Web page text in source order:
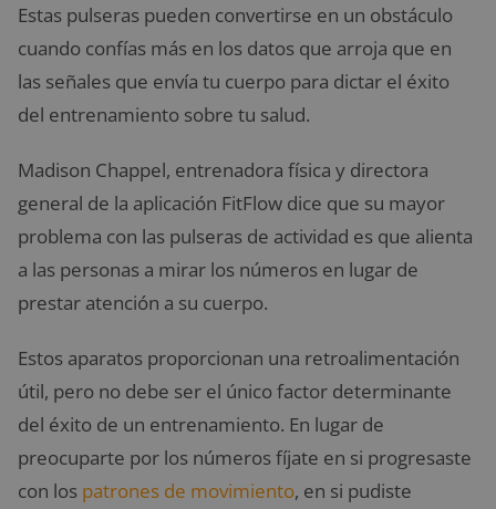
Estas pulseras pueden convertirse en un obstáculo
cuando confías más en los datos que arroja que en
las señales que envía tu cuerpo para dictar el éxito
del entrenamiento sobre tu salud.
Madison Chappel, entrenadora física y directora
general de la aplicación FitFlow dice que su mayor
problema con las pulseras de actividad es que alienta
a las personas a mirar los números en lugar de
prestar atención a su cuerpo.
Estos aparatos proporcionan una retroalimentación
útil, pero no debe ser el único factor determinante
del éxito de un entrenamiento. En lugar de
preocuparte por los números fíjate en si progresaste
con los patrones de movimiento, en si pudiste